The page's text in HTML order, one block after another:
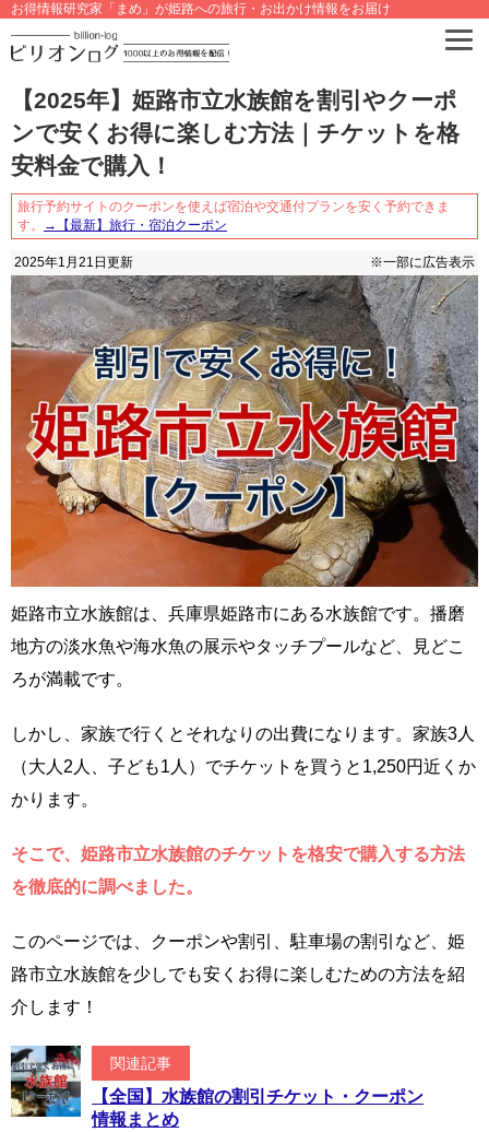
お得情報研究家「まめ」が姫路への旅行・お出かけ情報をお届け
【2025年】姫路市立水族館を割引やクーポ
ンで安くお得に楽しむ方法｜チケットを格
安料金で購入！
旅行予約サイトのクーポンを使えば宿泊や交通付プランを安く予約できま
す。
→【最新】旅行・宿泊クーポン
2025年1月21日 更新 ※一部に広告表示
姫路市立水族館は、兵庫県姫路市にある水族館です。播磨
地方の淡水魚や海水魚の展示やタッチプールなど、見どこ
ろが満載です。
しかし、家族で行くとそれなりの出費になります。家族3人
（大人2人、子ども1人）でチケットを買うと1,250円近くか
かります。
そこで、姫路市立水族館のチケットを格安で購入する方法
を徹底的に調べました。
このページでは、クーポンや割引、駐車場の割引など、姫
路市立水族館を少しでも安くお得に楽しむための方法を紹
介します！
関連記事
【全国】水族館の割引チケット・クーポン
情報まとめ